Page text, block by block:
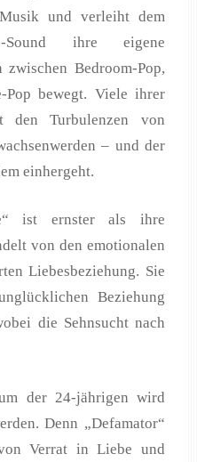
und verleiht dem
Sound ihre eigene
Bedroom-Pop,
Pop bewegt. Viele ihrer
den Turbulenzen von
– und der
einhergeht.
ist ernster als ihre
von den emotionalen
Liebesbeziehung. Sie
Beziehung
die Sehnsucht nach
der 24-jährigen wird
Denn „Defamator“
Verrat in Liebe und